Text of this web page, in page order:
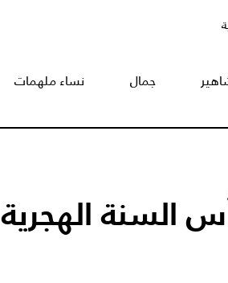
جمال نساء ملهمات
الهجرية 2026